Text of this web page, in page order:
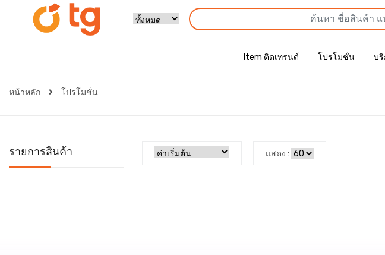
Item ติดเทรนด์ โปรโมชั่น บ
หน้าหลัก โปรโมชั่น
รายการสินค้า แสดง :